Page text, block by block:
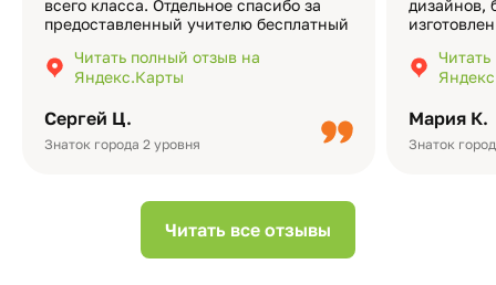
Сергей Ц.
Знаток города 2 уровня
всего класса. Отдельное спасибо за
предоставленный учителю бесплатный
подчёркивает значимость события.
Качество альбомов на высшем уровне:
Читать полный отзыв на
Яндекс.Карты
Мария К.
Знаток
дизайнов,
добавить
видео с
Читать все отзывы